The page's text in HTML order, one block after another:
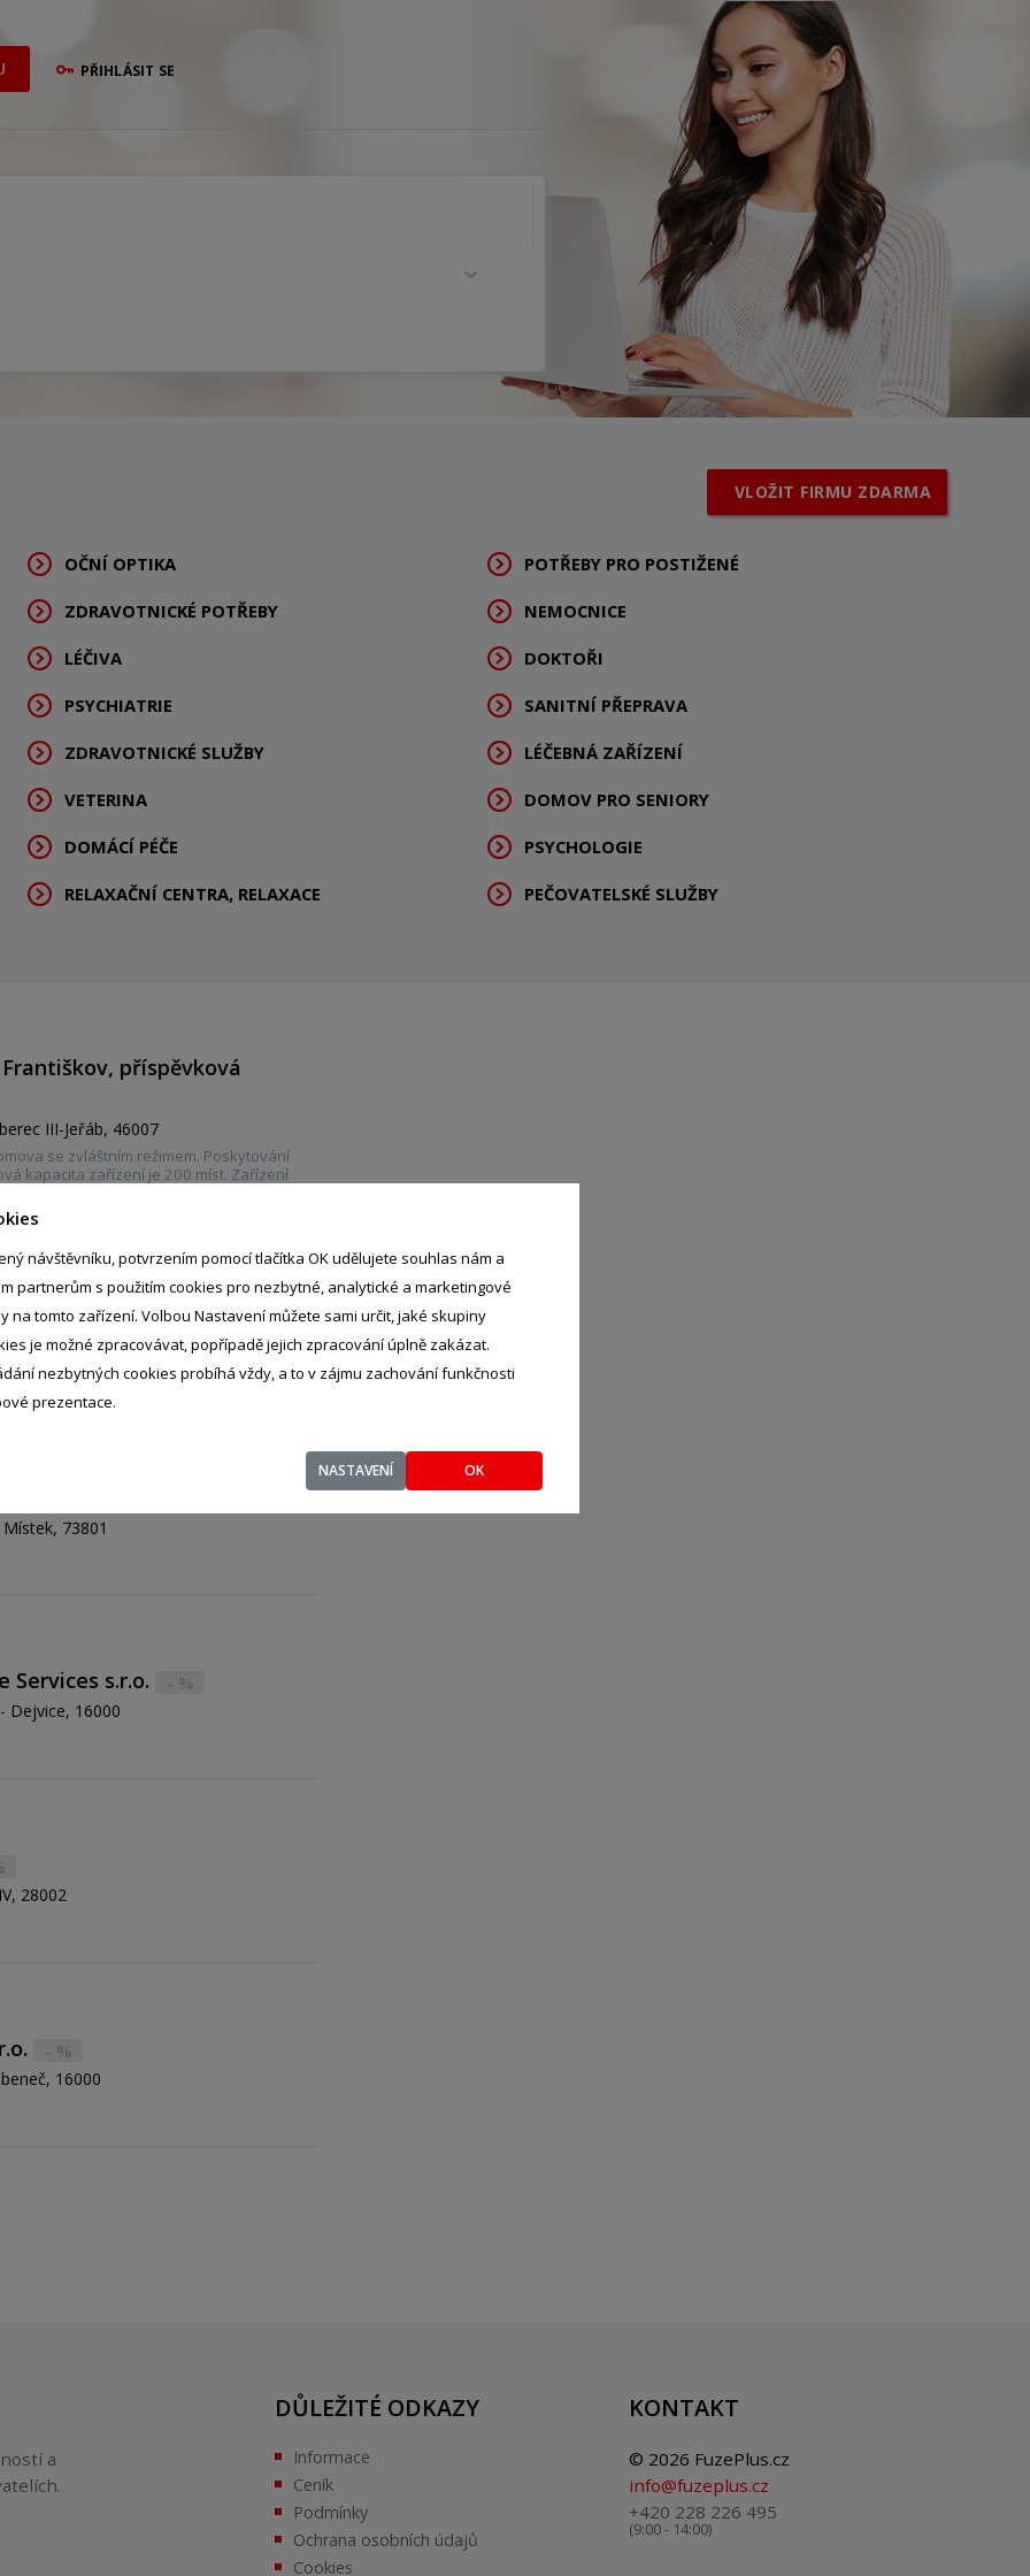
návštěvníku, potvrzením pomocí tlačítka OK udělujete souhlas nám a
partnerům s použitím cookies pro nezbytné, analytické a marketingové
na tomto zařízení. Volbou Nastavení můžete sami určit, jaké skupiny
je možné zpracovávat, popřípadě jejich zpracování úplně zakázat.
nezbytných cookies probíhá vždy, a to v zájmu zachování funkčnosti
prezentace.
NASTAVENÍ OK
PŘIHLÁSIT SE
VLOŽIT FIRMU ZDARMA
OČNÍ OPTIKA POTŘEBY PRO POSTIŽENÉ
ZDRAVOTNICKÉ POTŘEBY NEMOCNICE
LÉČIVA DOKTOŘI
PSYCHIATRIE SANITNÍ PŘEPRAVA
ZDRAVOTNICKÉ SLUŽBY LÉČEBNÁ ZAŘÍZENÍ
VETERINA DOMOV PRO SENIORY
DOMÁCÍ PÉČE PSYCHOLOGIE
RELAXAČNÍ CENTRA, RELAXACE PEČOVATELSKÉ SLUŽBY
příspěvková
III-Jeřáb, 46007
se zvláštním režimem. Poskytování
kapacita zařízení je 200 míst. Zařízení
akcí, tématických dílen, výletů.
- %
Místek, příspěvková
73801
Services s.r.o. - %
Dejvice, 16000
28002
- %
16000
a
DŮLEŽITÉ ODKAZY
Informace
Ceník
Podmínky
Ochrana osobních údajů
Cookies
KONTAKT
© 2026 FuzePlus.cz
info@fuzeplus.cz
+420 228 226 495
(9:00 - 14:00)